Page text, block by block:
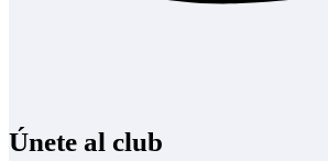
Únete al club